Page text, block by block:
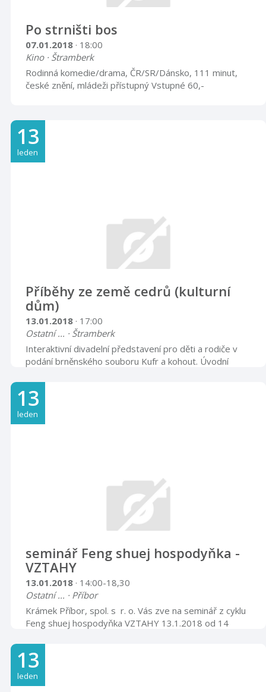
Po strništi bos
07.01.2018 · 18:00
Kino · Štramberk
Rodinná komedie/drama, ČR/SR/Dánsko, 111 minut,
české znění, mládeži přístupný Vstupné 60,-
13
leden
Příběhy ze země cedrů (kulturní
dům)
13.01.2018 · 17:00
Ostatní ... · Štramberk
Interaktivní divadelní představení pro děti a rodiče v
podání brněnského souboru Kufr a kohout. Úvodní
13
leden
seminář Feng shuej hospodyňka -
VZTAHY
13.01.2018 · 14:00-18,30
Ostatní ... · Příbor
Krámek Příbor, spol. s r. o. Vás zve na seminář z cyklu
Feng shuej hospodyňka VZTAHY 13.1.2018 od 14
pohledu Feng Shuej, životní čísla, energie, praktické
rady k vzájemnému porozumění, pochopení, souznění a
nastolení harmonie, rozdělení úkolů, práv a osobního
13
leden